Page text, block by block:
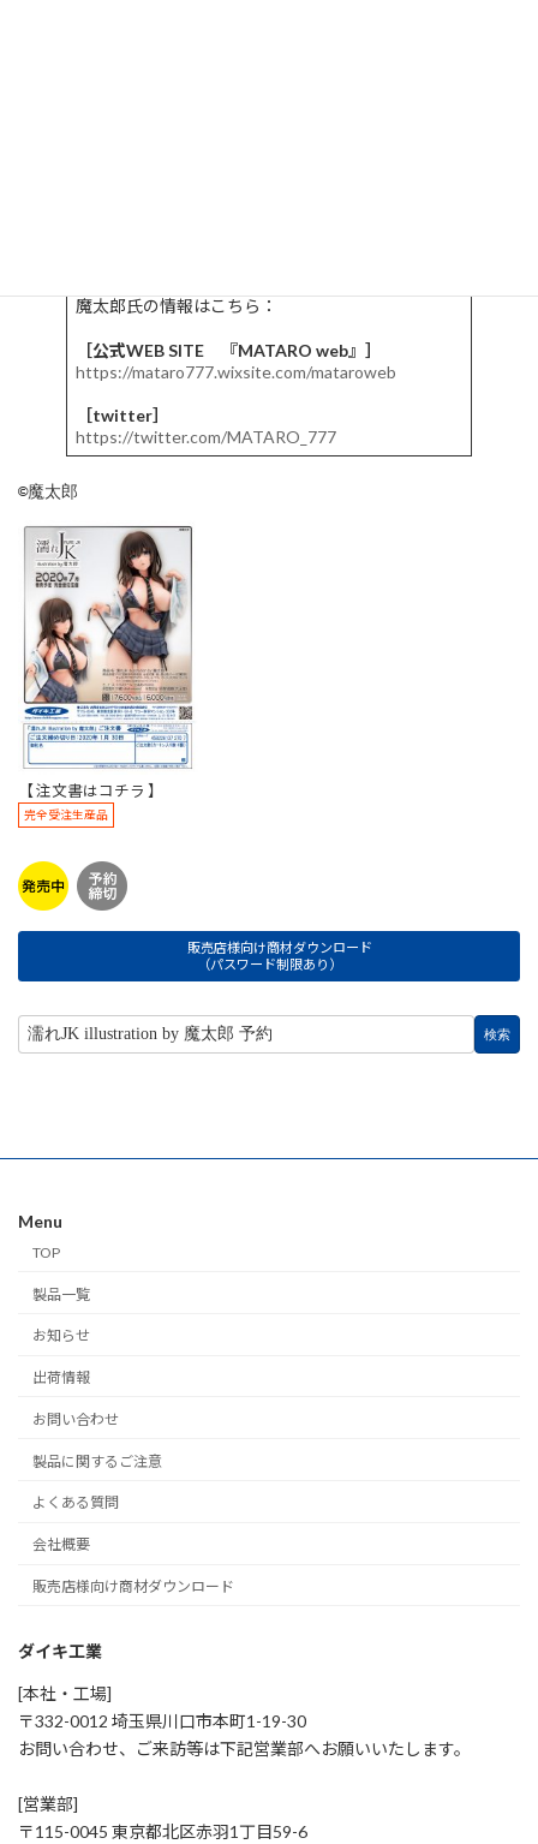
魔太郎氏の情報はこちら：
［公式WEB SITE 『MATARO web』］
https://mataro777.wixsite.com/mataroweb
［twitter］
https://twitter.com/MATARO_777
©魔太郎
【 注文書はコチラ 】
完全受注生産品
販売店様向け商材ダウンロード
（パスワード制限あり）
Menu
TOP
製品一覧
お知らせ
出荷情報
お問い合わせ
製品に関するご注意
よくある質問
会社概要
販売店様向け商材ダウンロード
ダイキ工業
[本社・工場]
〒332-0012 埼玉県川口市本町1-19-30
お問い合わせ、ご来訪等は下記営業部へお願いいたします。
[営業部]
〒115-0045 東京都北区赤羽1丁目59-6